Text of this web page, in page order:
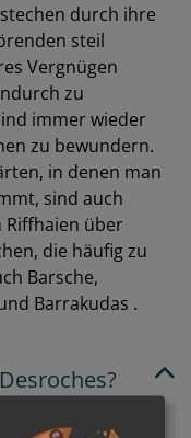
durch ihre
steil
Vergnügen
zu
immer wieder
zu bewundern.
in denen man
sind auch
Riffhaien über
die häufig zu
Barsche,
Barrakudas .